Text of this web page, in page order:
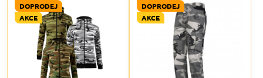
DOPRODEJ
AKCE
DOPRODEJ
AKCE